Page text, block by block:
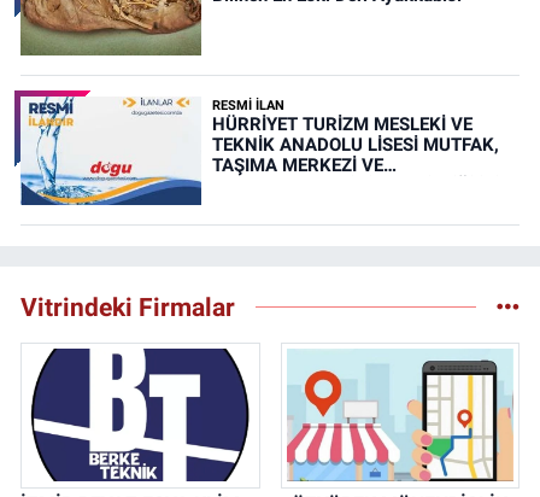
RESMİ İLAN
HÜRRİYET TURİZM MESLEKİ VE
TEKNİK ANADOLU LİSESİ MUTFAK,
TAŞIMA MERKEZİ VE
Vitrindeki Firmalar